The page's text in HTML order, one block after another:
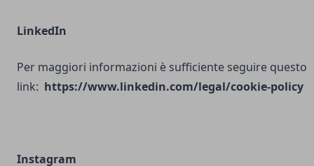
LinkedIn
Per maggiori informazioni è sufficiente seguire questo
link: https://www.linkedin.com/legal/cookie-policy
Instagram